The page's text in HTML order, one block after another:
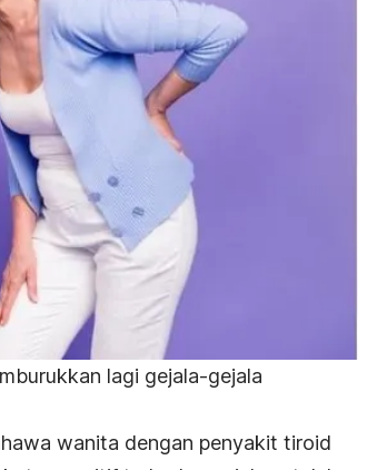
lagi gejala-gejala
wanita dengan penyakit tiroid